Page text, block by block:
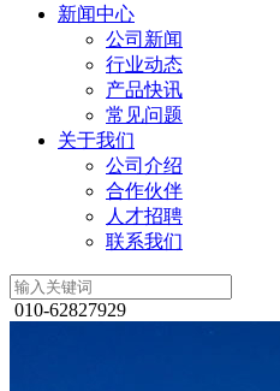
新闻中心
公司新闻
行业动态
产品快讯
常见问题
关于我们
公司介绍
合作伙伴
人才招聘
联系我们
010-62827929